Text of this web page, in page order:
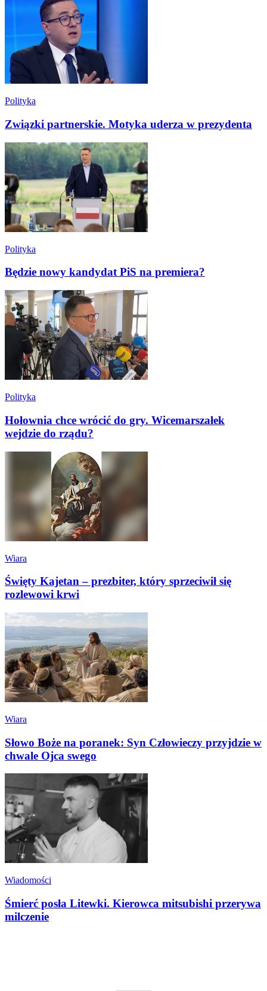
Polityka
Związki partnerskie. Motyka uderza w prezydenta
Polityka
Będzie nowy kandydat PiS na premiera?
Polityka
Hołownia chce wrócić do gry. Wicemarszałek
wejdzie do rządu?
Wiara
Święty Kajetan – prezbiter, który sprzeciwił się
rozlewowi krwi
Wiara
Słowo Boże na poranek: Syn Człowieczy przyjdzie w
chwale Ojca swego
Wiadomości
Śmierć posła Litewki. Kierowca mitsubishi przerywa
milczenie